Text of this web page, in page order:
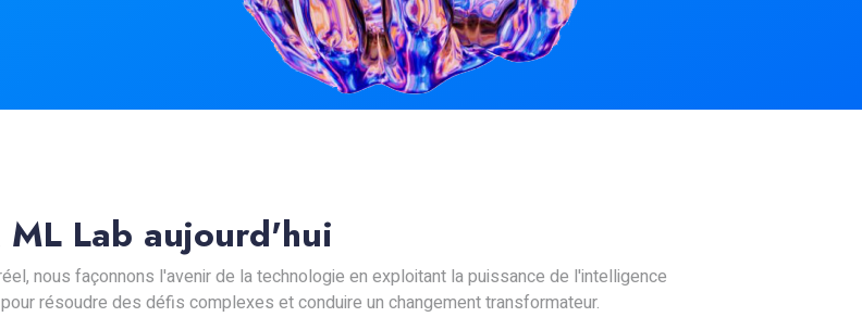
Lab aujourd'hui
nous façonnons l'avenir de la technologie en exploitant la puissance de l'intelligence
résoudre des défis complexes et conduire un changement transformateur.